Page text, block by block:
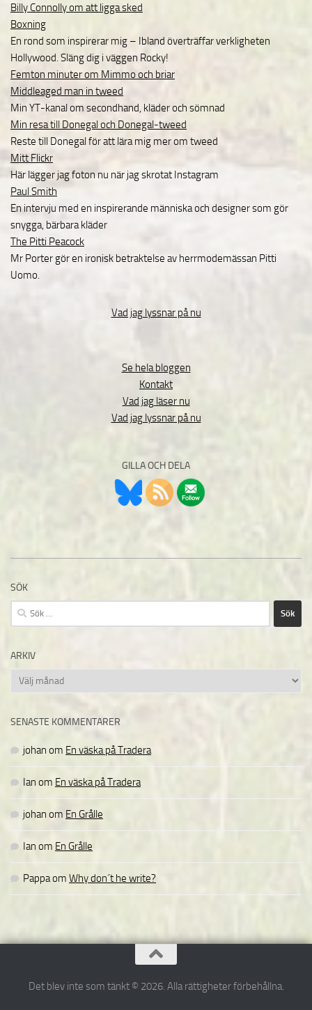
Billy Connolly om att ligga sked
Boxning
En rond som inspirerar mig – Ibland överträffar verkligheten
Hollywood. Släng dig i väggen Rocky!
Femton minuter om Mimmo och briar
Middleaged man in tweed
Min YT-kanal om secondhand, kläder och sömnad
Min resa till Donegal och Donegal-tweed
Reste till Donegal för att lära mig mer om tweed
Mitt Flickr
Här lägger jag foton nu när jag skrotat Instagram
Paul Smith
En intervju med en inspirerande människa och designer som gör
snygga, bärbara kläder
The Pitti Peacock
Mr Porter gör en ironisk betraktelse av herrmodemässan Pitti
Uomo.
Vad jag lyssnar på nu
Se hela bloggen
Kontakt
Vad jag läser nu
Vad jag lyssnar på nu
GILLA OCH DELA
SÖK
Sök
efter:
ARKIV
Arkiv
SENASTE KOMMENTARER
johan om En väska på Tradera
Ian om En väska på Tradera
johan om En Grålle
Ian om En Grålle
Pappaom Why don´t he write?
Det blev inte som tänkt © 2026. Alla rättigheter förbehållna.